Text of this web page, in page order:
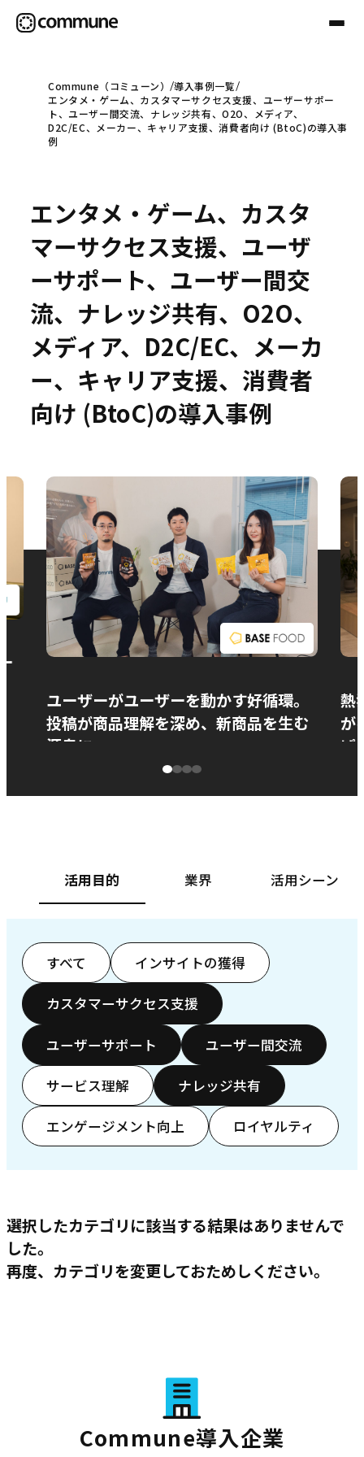
Communeについて
事例
セミナー
お役立ち情報
Commune（コミューン）
導入事例一覧
エンタメ・ゲーム、カスタマーサクセス支援、ユーザーサポー
ト、ユーザー間交流、ナレッジ共有、O2O、メディア、
D2C/EC、メーカー、キャリア支援、消費者向け (BtoC)の導入事
例
エンタメ・ゲーム、カスタ
マーサクセス支援、ユーザ
ーサポート、ユーザー間交
流、ナレッジ共有、O2O、
メディア、D2C/EC、メーカ
ー、キャリア支援、消費者
向け (BtoC)の導入事例
ユーザーがユーザーを動かす好循環。
投稿が商品理解を深め、新商品を生む
源泉に
熱
が
ぱ
活用目的 業界 活用シーン
すべて インサイトの獲得
カスタマーサクセス支援
ユーザーサポート ユーザー間交流
サービス理解 ナレッジ共有
エンゲージメント向上 ロイヤルティ
選択したカテゴリに該当する結果はありませんで
した。
再度、カテゴリを変更しておためしください。
Commune導入企業